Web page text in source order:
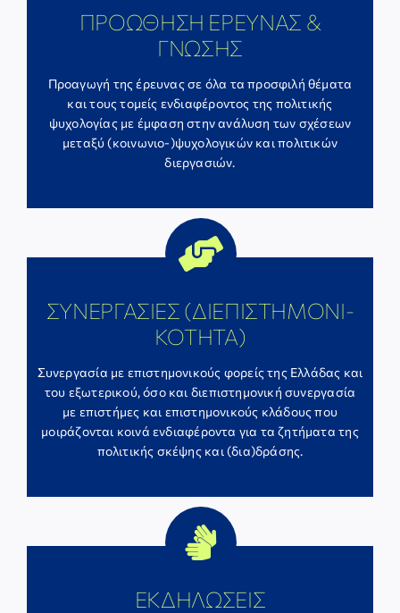
ΠΡΟΩΘΗΣΗ ΕΡΕΥΝΑΣ &
ΓΝΩΣΗΣ
Προαγωγή της έρευνας σε όλα τα προσφιλή θέματα
και τους τομείς ενδιαφέροντος της πολιτικής
ψυχολογίας με έμφαση στην ανάλυση των σχέσεων
μεταξύ (κοινωνιο-)ψυχολογικών και πολιτικών
διεργασιών.
ΣΥΝΕΡΓΑΣΙΕΣ (ΔΙΕΠΙΣΤΗΜΟΝΙ-
ΚΟΤΗΤΑ)
Συνεργασία με επιστημονικούς φορείς της Ελλάδας και
του εξωτερικού, όσο και διεπιστημονική συνεργασία
με επιστήμες και επιστημονικούς κλάδους που
μοιράζονται κοινά ενδιαφέροντα για τα ζητήματα της
πολιτικής σκέψης και (δια)δράσης.
ΕΚΔΗΛΩΣΕΙΣ